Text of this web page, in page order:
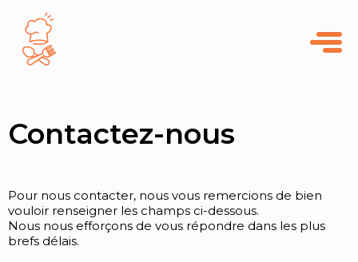
Contactez-nous
Pour nous contacter, nous vous remercions de bien
vouloir renseigner les champs ci-dessous.
Nous nous efforçons de vous répondre dans les plus
brefs délais.